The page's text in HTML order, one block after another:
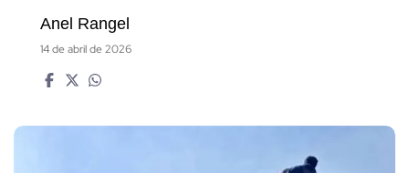
Anel Rangel
14 de abril de 2026